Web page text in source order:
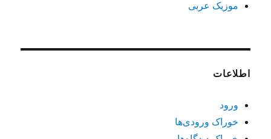
موزیک عربی
اطلاعات
ورود
خوراک ورودی‌ها